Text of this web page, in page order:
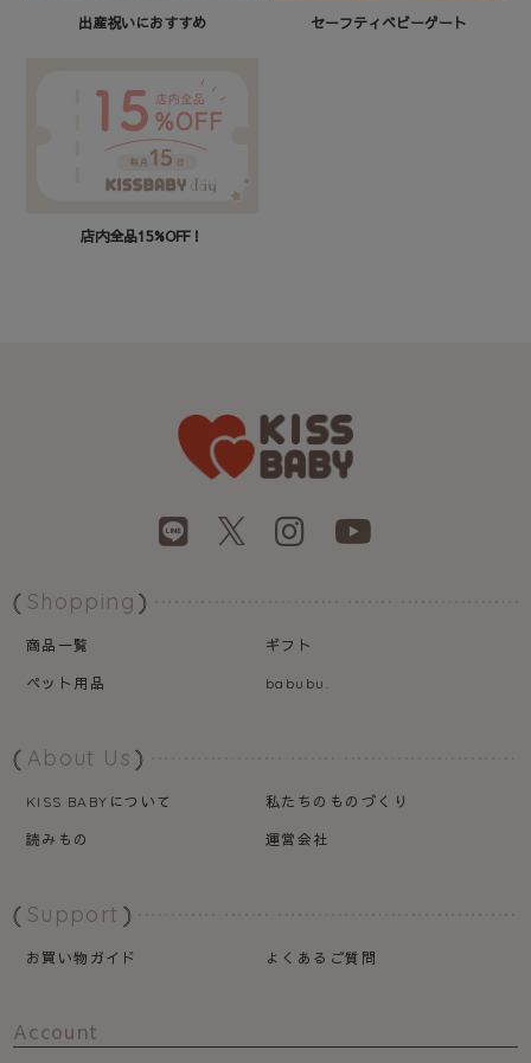
出産祝いにおすすめ セーフティベビーゲート
店内全品15%OFF！
Shopping
商品一覧
ギフト
ペット用品
babubu.
About Us
KISS BABY について
私たちのものづくり
読みもの
運営会社
Support
お買い物ガイド よくあるご質問
Account